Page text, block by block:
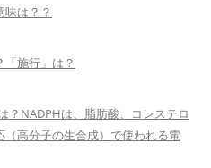
は？？
「施行」は？
？NADPHは、脂肪酸、コレステロ
高分子の生合成）で使われる電